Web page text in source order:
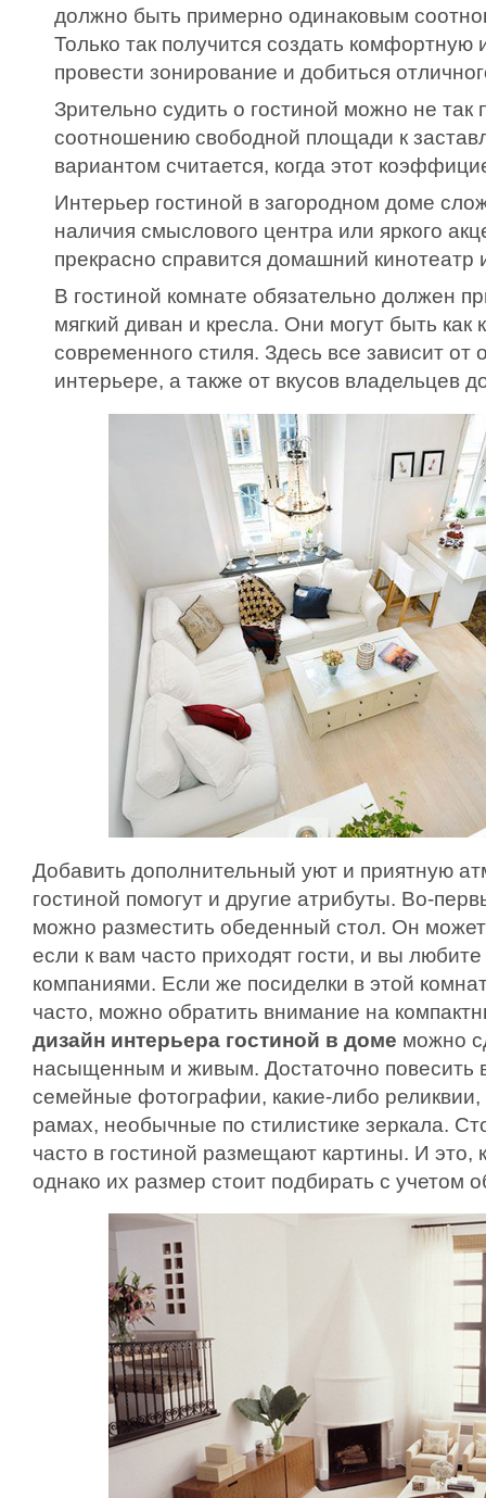
должно быть примерно одинаковым
Только так получится создать комфортную
провести зонирование и добиться
Зрительно судить о гостиной можно не так
соотношению свободной площади к
вариантом считается, когда этот
Интерьер гостиной в загородном доме
наличия смыслового центра или яркого
прекрасно справится домашний кинотеатр
В гостиной комнате обязательно должен
мягкий диван и кресла. Они могут быть как
современного стиля. Здесь все зависит от
интерьере, а также от вкусов владельцев
Добавить дополнительный уют и приятную
гостиной помогут и другие атрибуты. Во-
можно разместить обеденный стол. Он может
если к вам часто приходят гости, и вы
компаниями. Если же посиделки в этой
часто, можно обратить внимание на
дизайн интерьера гостиной в доме можно
насыщенным и живым. Достаточно повесить
семейные фотографии, какие-либо
рамах, необычные по стилистике зеркала.
часто в гостиной размещают картины. И это,
однако их размер стоит подбирать с учетом